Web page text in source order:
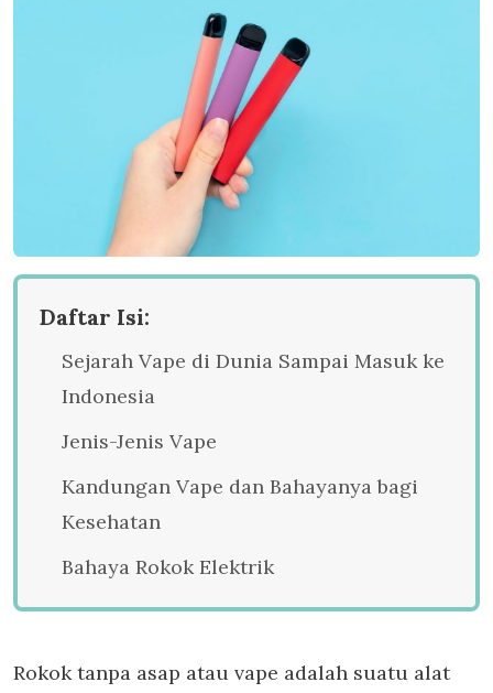
Daftar Isi:
Sejarah Vape di Dunia Sampai Masuk ke
Indonesia
Jenis-Jenis Vape
Kandungan Vape dan Bahayanya bagi
Kesehatan
Bahaya Rokok Elektrik
Rokok tanpa asap atau vape adalah suatu alat